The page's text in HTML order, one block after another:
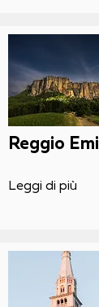
Reggio
Leggi di più